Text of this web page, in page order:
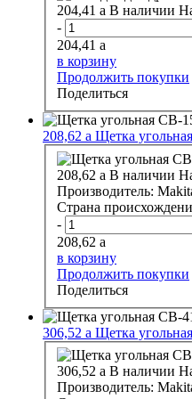
204,41 a В наличии
-
204,41 a
в корзину
Продолжить покупки
Поделиться
208,62 a Щетка
208,62 a В наличии
Производитель:
Страна
-
208,62 a
в корзину
Продолжить покупки
Поделиться
306,52 a Щетка
306,52 a В наличии
Производитель: